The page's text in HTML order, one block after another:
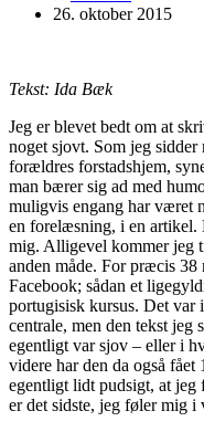
26. oktober 2015
Tekst: Ida Bæk
Jeg er blevet bedt om at
noget sjovt. Som jeg
forældres forstadshjem,
man bærer sig ad med
muligvis engang har været
en forelæsning, i en artikel.
mig. Alligevel kommer jeg
anden måde. For præcis 38
Facebook; sådan et
portugisisk kursus. Det
centrale, men den tekst jeg
egentligt var sjov – eller i
videre har den da også
egentligt lidt pudsigt, at jeg
er det sidste, jeg føler mig i